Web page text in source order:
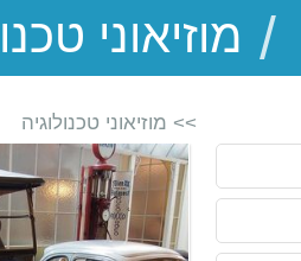
EZTrip
/
>> מוזיאוני טכנולוגיה